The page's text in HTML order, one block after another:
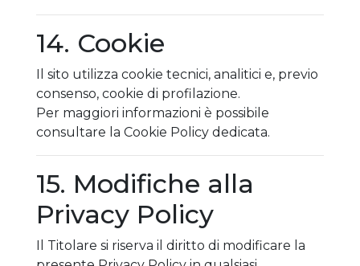
14. Cookie
Il sito utilizza cookie tecnici, analitici e, previo
consenso, cookie di profilazione.
Per maggiori informazioni è possibile
consultare la Cookie Policy dedicata.
15. Modifiche alla
Privacy Policy
Il Titolare si riserva il diritto di modificare la